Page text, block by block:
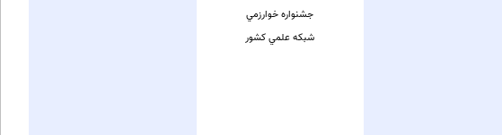
جشنواره خوارزمي
شبکه علمي کشور